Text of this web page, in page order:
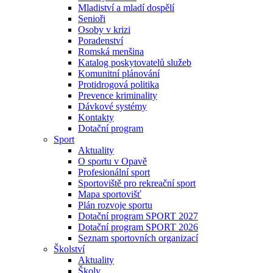
Mladiství a mladí dospělí
Senioři
Osoby v krizi
Poradenství
Romská menšina
Katalog poskytovatelů služeb
Komunitní plánování
Protidrogová politika
Prevence kriminality
Dávkové systémy
Kontakty
Dotační program
Sport
Aktuality
O sportu v Opavě
Profesionální sport
Sportoviště pro rekreační sport
Mapa sportovišť
Plán rozvoje sportu
Dotační program SPORT 2027
Dotační program SPORT 2026
Seznam sportovních organizací
Školství
Aktuality